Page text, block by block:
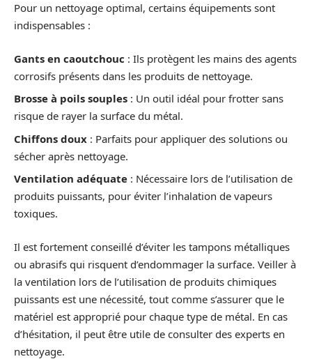
Pour un nettoyage optimal, certains équipements sont
indispensables :
Gants en caoutchouc : Ils protègent les mains des agents
corrosifs présents dans les produits de nettoyage.
Brosse à poils souples : Un outil idéal pour frotter sans
risque de rayer la surface du métal.
Chiffons doux : Parfaits pour appliquer des solutions ou
sécher après nettoyage.
Ventilation adéquate : Nécessaire lors de l’utilisation de
produits puissants, pour éviter l’inhalation de vapeurs
toxiques.
Il est fortement conseillé d’éviter les tampons métalliques
ou abrasifs qui risquent d’endommager la surface. Veiller à
la ventilation lors de l’utilisation de produits chimiques
puissants est une nécessité, tout comme s’assurer que le
matériel est approprié pour chaque type de métal. En cas
d’hésitation, il peut être utile de consulter des experts en
nettoyage.